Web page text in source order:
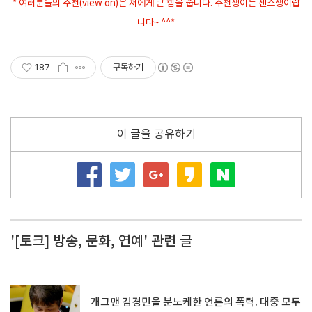
* 여러분들의 추천(view on)은 저에게 큰 힘을 줍니다. 추천쟁이는 센스쟁이랍
니다~ ^^*
187 구독하기
이 글을 공유하기
'[토크] 방송, 문화, 연예' 관련 글
개그맨 김경민을 분노케한 언론의 폭력. 대중 모두